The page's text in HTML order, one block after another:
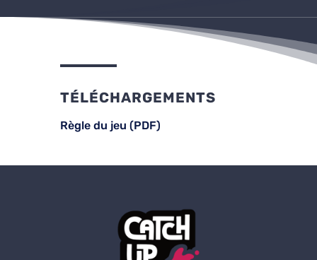
TÉLÉCHARGEMENTS
Règle du jeu (PDF)